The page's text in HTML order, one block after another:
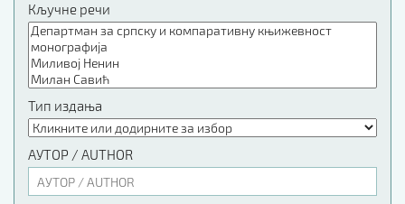
COBISS.SR-ID
DOI
Кључне речи
Тип издања
АУТОР / AUTHOR